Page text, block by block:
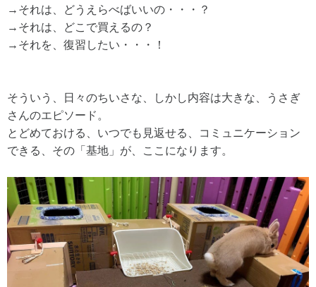
→それは、どうえらべばいいの・・・？
→それは、どこで買えるの？
→それを、復習したい・・・！
そういう、日々のちいさな、しかし内容は大きな、うさぎ
さんのエピソード。
とどめておける、いつでも見返せる、コミュニケーション
できる、その「基地」が、ここになります。